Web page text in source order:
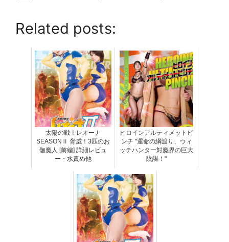
Related posts:
太陽の戦士レオーナ
SEASONⅡ 脅威！3匹のお
伽魔人 [前編] 詳細レビュ
ー・水責め他
ヒロインアルティメットピ
ンチ "運命の綱渡り、ウィ
ッチハンター対魔界の巨大
陰謀！"